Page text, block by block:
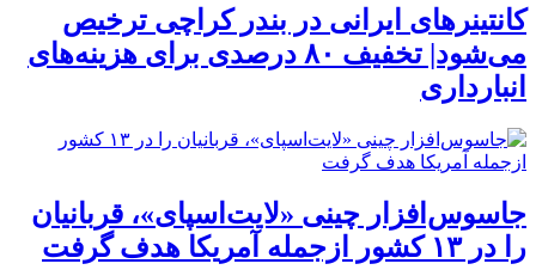
کانتینرهای ایرانی در بندر کراچی ترخیص
می‌شود| تخفیف ۸۰ درصدی برای هزینه‌های
انبارداری
جاسوس‌افزار چینی «لایت‌اسپای»، قربانیان
را در ۱۳ کشور ازجمله آمریکا هدف گرفت